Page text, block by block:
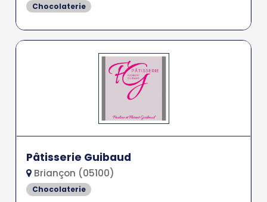
Chocolaterie
Pâtisserie Guibaud
Briançon (05100)
Chocolaterie